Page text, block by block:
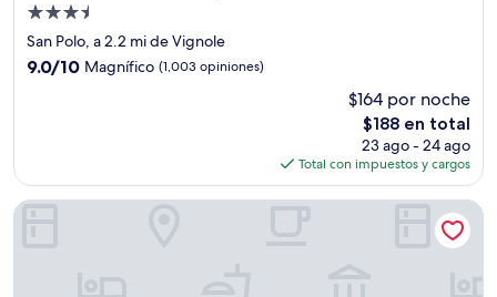
Propiedad
de
3.5
estrellas
San Polo, a 2.2 mi de Vignole
9.0
9.0/10 Magnífico (1,003 opiniones)
$164 por noche
El
precio
actual
es
de
$188 en total
23 ago - 24 ago
Total con impuestos y cargos
Antony Hotel